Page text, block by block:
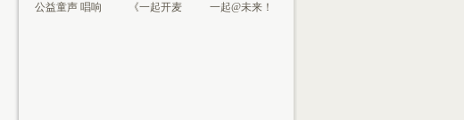
公益童声 唱响
《一起开麦
一起@未来！